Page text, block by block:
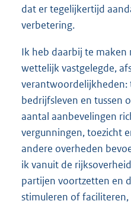
dat er tegelijkertijd
verbetering.
Ik heb daarbij te maken
wettelijk vastgelegde,
verantwoordelijkheden:
bedrijfsleven en tussen
aantal aanbevelingen
vergunningen, toezicht
andere overheden
ik vanuit de
partijen voortzetten en
stimuleren of